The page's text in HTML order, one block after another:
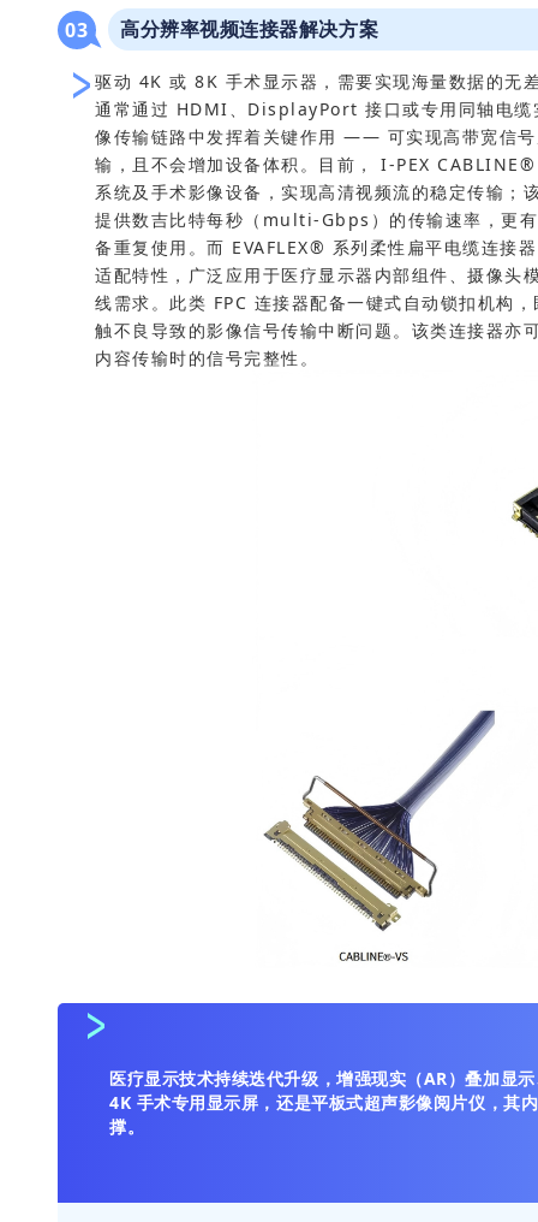
03 高分辨率视频连接器解决方案
驱动 4K 或 8K 手术显示器，需要实现海量数据的无
通常通过 HDMI、DisplayPort 接口或专用同轴电缆
像传输链路中发挥着关键作用 —— 可实现高带宽信
输，且不会增加设备体积。目前， I-PEX
系统及手术影像设备，实现高清视频流的稳定传输；
提供数吉比特每秒（multi-Gbps）的传输速率，更
备重复使用。而 EVAFLEX® 系列柔性扁平电缆连接
适配特性，广泛应用于医疗显示器内部组件、摄像头
线需求。此类 FPC 连接器配备一键式自动锁扣机构
触不良导致的影像信号传输中断问题。该类连接器亦
内容传输时的信号完整性。
医疗显示技术持续迭代升级，增强现实（AR）叠加显
4K 手术专用显示屏，还是平板式超声影像阅片仪，其
撑。